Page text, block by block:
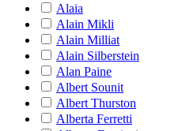
Alaia
Alain Mikli
Alain Milliat
Alain Silberstein
Alan Paine
Albert Sounit
Albert Thurston
Alberta Ferretti